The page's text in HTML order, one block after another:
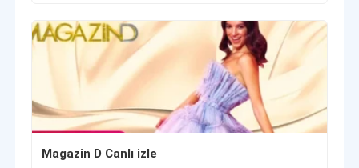
Magazin D Canlı izle